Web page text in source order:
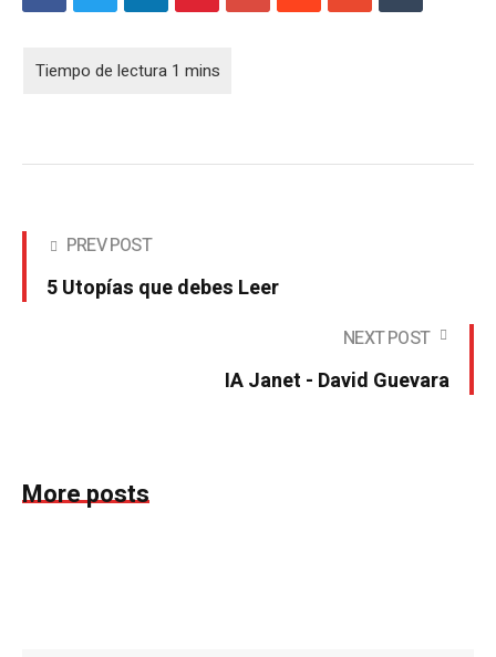
PREV POST
5 Utopías que debes Leer
NEXT POST
IA Janet - David Guevara
More posts